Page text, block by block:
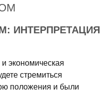
ИНТЕРПРЕТАЦИЯ
экономическая
стремиться
положения и были